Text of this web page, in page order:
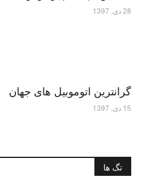
28 دی, 1397
گرانترین اتوموبیل های جهان
15 دی, 1397
تگ ها